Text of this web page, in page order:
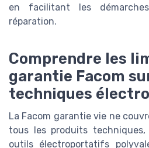
en facilitant les
réparation.
Comprendre les
garantie Facom
techniques
La Facom garantie vie ne
tous les produits
outils électroportatifs